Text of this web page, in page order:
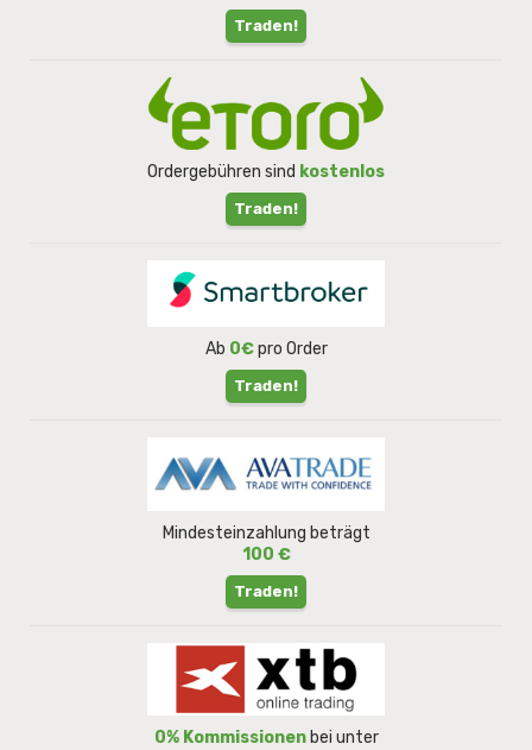
Traden!
Ordergebühren sind kostenlos
Traden!
Ab 0€pro Order
Traden!
Mindesteinzahlung beträgt
100 €
Traden!
0% Kommissionen bei unter